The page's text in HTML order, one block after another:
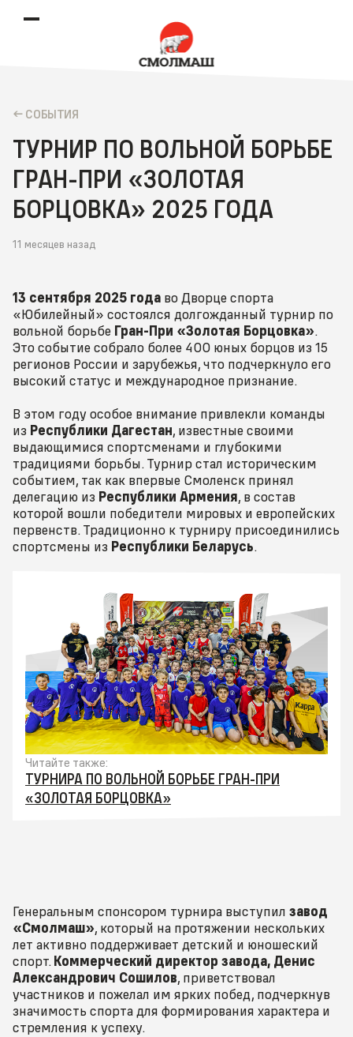
CОБЫТИЯ
ТУРНИР ПО ВОЛЬНОЙ БОРЬБЕ
ГРАН-ПРИ «ЗОЛОТАЯ
БОРЦОВКА» 2025 ГОДА
11 месяцев назад
13 сентября 2025 года во Дворце спорта
«Юбилейный» состоялся долгожданный турнир по
вольной борьбе Гран-При «Золотая Борцовка».
Это событие собрало более 400 юных борцов из 15
регионов России и зарубежья, что подчеркнуло его
высокий статус и международное признание.
В этом году особое внимание привлекли команды
из Республики Дагестан, известные своими
выдающимися спортсменами и глубокими
традициями борьбы. Турнир стал историческим
событием, так как впервые Смоленск принял
делегацию из Республики Армения, в состав
которой вошли победители мировых и европейских
первенств. Традиционно к турниру присоединились
спортсмены из Республики Беларусь.
Читайте также:
ТУРНИРА ПО ВОЛЬНОЙ БОРЬБЕ ГРАН-ПРИ
«ЗОЛОТАЯ БОРЦОВКА»
Генеральным спонсором турнира выступил завод
«Смолмаш», который на протяжении нескольких
лет активно поддерживает детский и юношеский
спорт.Коммерческий директор завода, Денис
Александрович Сошилов, приветствовал
участников и пожелал им ярких побед, подчеркнув
значимость спорта для формирования характера и
стремления к успеху.